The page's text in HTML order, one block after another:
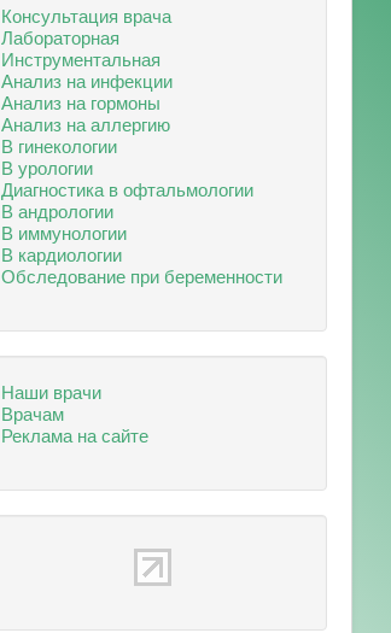
Консультация врача
Лабораторная
Инструментальная
Анализ на инфекции
Анализ на гормоны
Анализ на аллергию
В гинекологии
В урологии
Диагностика в офтальмологии
В андрологии
В иммунологии
В кардиологии
Обследование при беременности
Наши врачи
Врачам
Реклама на сайте